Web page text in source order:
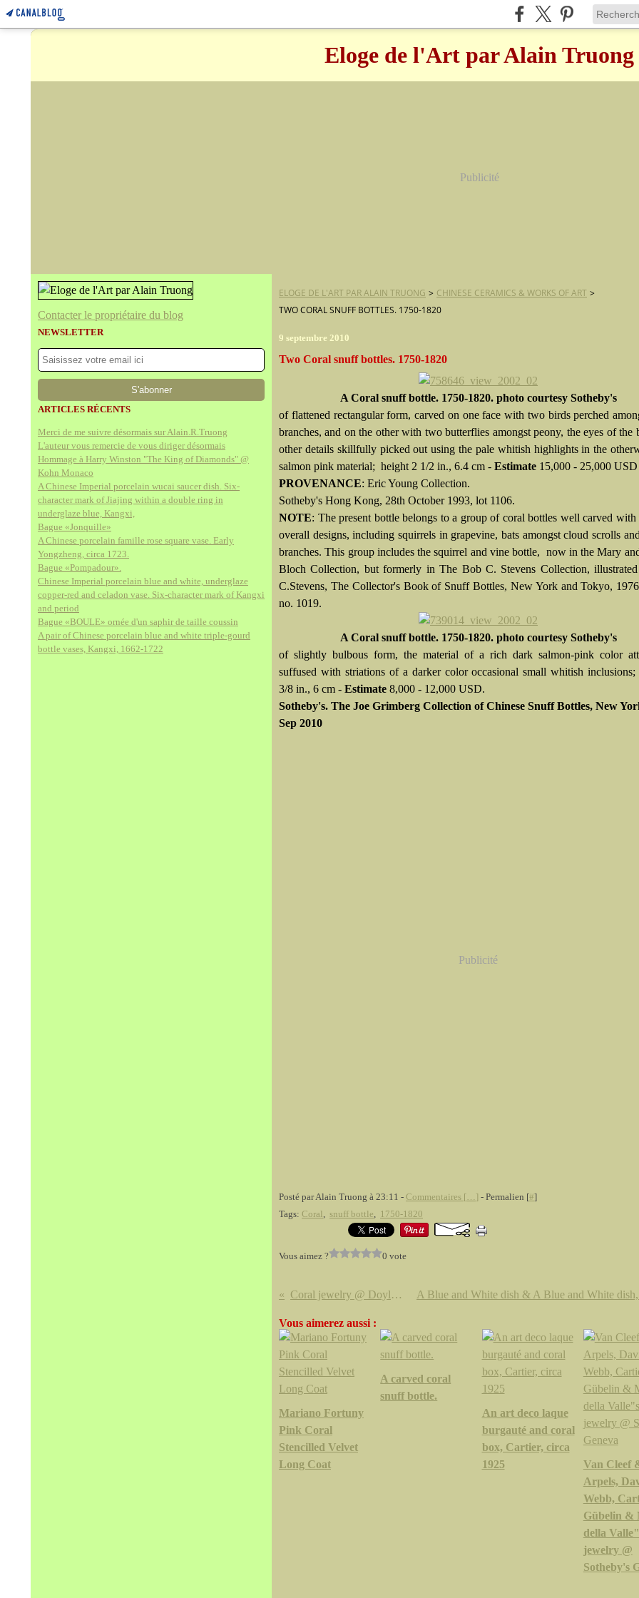
Eloge de l'Art par Alain Truong
Publicité
Contacter le propriétaire du blog
NEWSLETTER
ARTICLES RÉCENTS
Merci de me suivre désormais sur Alain.R.Truong
L'auteur vous remercie de vous diriger désormais
Hommage à Harry Winston "The King of Diamonds" @
Kohn Monaco
A Chinese Imperial porcelain wucai saucer dish. Six-
character mark of Jiajing within a double ring in
underglaze blue, Kangxi,
Bague «Jonquille»
A Chinese porcelain famille rose square vase. Early
Yongzheng, circa 1723.
Bague «Pompadour».
Chinese Imperial porcelain blue and white, underglaze
copper-red and celadon vase. Six-character mark of Kangxi
and period
Bague «BOULE» ornée d'un saphir de taille coussin
A pair of Chinese porcelain blue and white triple-gourd
bottle vases, Kangxi, 1662-1722
ELOGE DE L'ART PAR ALAIN TRUONG > CHINESE CERAMICS & WORKS OF ART >
TWO CORAL SNUFF BOTTLES. 1750-1820
9 septembre 2010
Two Coral snuff bottles. 1750-1820
A Coral snuff bottle. 1750-1820. photo courtesy Sotheby's
of flattened rectangular form, carved on one face with two birds perched
branches, and on the other with two butterflies amongst peony, the eyes of the
other details skillfully picked out using the pale whitish highlights in the
salmon pink material; height 2 1/2 in., 6.4 cm - Estimate 15,000 - 25,000 USD
PROVENANCE: Eric Young Collection.
Sotheby's Hong Kong, 28th October 1993, lot 1106.
NOTE: The present bottle belongs to a group of coral bottles well carved with
overall designs, including squirrels in grapevine, bats amongst cloud scrolls
branches. This group includes the squirrel and vine bottle, now in the Mary
Bloch Collection, but formerly in The Bob C. Stevens Collection,
C.Stevens, The Collector's Book of Snuff Bottles, New York and Tokyo,
no. 1019.
A Coral snuff bottle. 1750-1820. photo courtesy Sotheby's
of slightly bulbous form, the material of a rich dark salmon-pink color
suffused with striations of a darker color occasional small whitish inclusions;
3/8 in., 6 cm - Estimate 8,000 - 12,000 USD.
Sotheby's. The Joe Grimberg Collection of Chinese Snuff Bottles, New
Sep 2010
Publicité
Posté par Alain Truong à 23:11 - Commentaires [… ] - Permalien [#]
Tags: Coral, snuff bottle, 1750-1820
Vous aimez ? 0 vote
Coral jewelry @ Doyle New York
Vous aimerez aussi :
Mariano Fortuny
Pink Coral
Stencilled Velvet
Long Coat
A carved coral
snuff bottle.
An art deco laque
burgauté and coral
box, Cartier, circa
1925
Van Cleef
Arpels,
Webb,
Gübelin &
della
jewelry @
Sotheby's